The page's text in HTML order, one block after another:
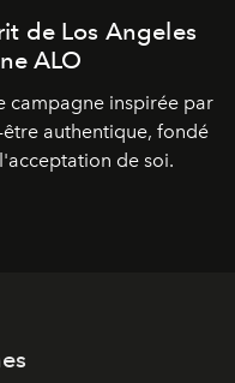
de Los Angeles
ALO
campagne inspirée par
authentique, fondé
de soi.